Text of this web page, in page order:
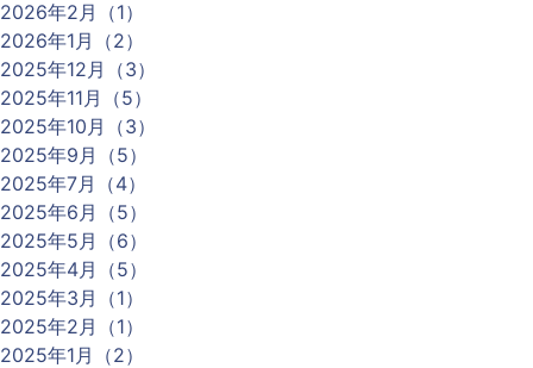
2026年2月（1）
2026年1月（2）
2025年12月（3）
2025年11月（5）
2025年10月（3）
2025年9月（5）
2025年7月（4）
2025年6月（5）
2025年5月（6）
2025年4月（5）
2025年3月（1）
2025年2月（1）
2025年1月（2）